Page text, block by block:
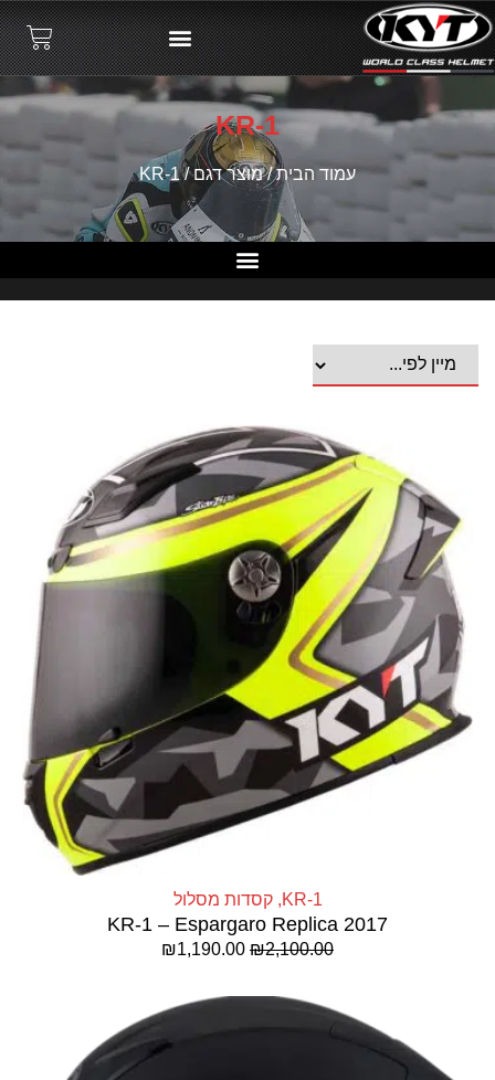
KR-1
עמוד הבית/ מוצר דגם / KR-1
KR-1
,קסדות מסלול
KR-1 – Espargaro Replica 2017
₪2,100.00
₪1,190.00